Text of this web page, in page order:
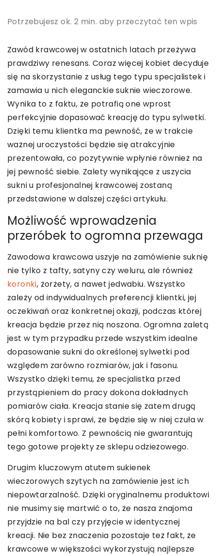
Potrzebujesz ok. 2 min. aby przeczytać ten wpis
Zawód krawcowej w ostatnich latach przeżywa
prawdziwy renesans. Coraz więcej kobiet decyduje
się na skorzystanie z usług tego typu specjalistek i
zamawia u nich eleganckie suknie wieczorowe.
Wynika to z faktu, że potrafią one wprost
perfekcyjnie dopasować kreację do typu sylwetki.
Dzięki temu klientka ma pewność, że w trakcie
ważnej uroczystości będzie się atrakcyjnie
prezentowała, co pozytywnie wpłynie również na
jej pewność siebie. Zalety wynikające z uszycia
sukni u profesjonalnej krawcowej zostaną
przedstawione w dalszej części artykułu.
Możliwość wprowadzenia
przeróbek to ogromna przewaga
Zawodowa krawcowa uszyje na zamówienie suknię
nie tylko z tafty, satyny czy weluru, ale również
koronki, żorżety, a nawet jedwabiu. Wszystko
zależy od indywidualnych preferencji klientki, jej
oczekiwań oraz konkretnej okazji, podczas której
kreacja będzie przez nią noszona. Ogromna zaletą
jest w tym przypadku przede wszystkim idealne
dopasowanie sukni do określonej sylwetki pod
względem zarówno rozmiarów, jak i fasonu.
Wszystko dzięki temu, że specjalistka przed
przystąpieniem do pracy dokona dokładnych
pomiarów ciała. Kreacja stanie się zatem drugą
skórą kobiety i sprawi, że będzie się w niej czuła w
pełni komfortowo. Z pewnością nie gwarantują
tego gotowe projekty ze sklepu odzieżowego.
Drugim kluczowym atutem sukienek
wieczorowych szytych na zamówienie jest ich
niepowtarzalność. Dzięki oryginalnemu produktowi
nie musimy się martwić o to, że nasza znajoma
przyjdzie na bal czy przyjęcie w identycznej
kreacji. Nie bez znaczenia pozostaje też fakt, że
krawcowe w większości wykorzystują najlepsze